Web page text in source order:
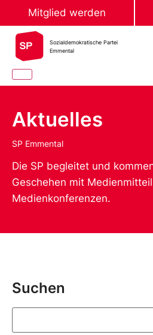
Mitglied werden
Sozialdemokratische Partei
Emmental
Aktuelles
SP Emmental
Die SP begleitet und
Geschehen mit
Medienkonferenzen.
Suchen